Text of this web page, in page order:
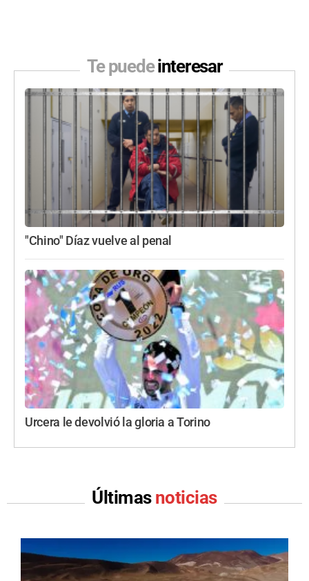
Te puedeinteresar
"Chino" Díaz vuelve al penal
Urcera le devolvió la gloria a Torino
Últimas noticias